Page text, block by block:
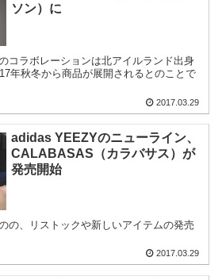
ソン）に
コラボレーションは北アイルランド出身
年秋冬から商品が展開されるとのことで
2017.03.29
adidas YEEZYのニューライン、
CALABASAS（カラバサス）が
発売開始
の、リストックや新しいアイテムの発売
2017.03.29